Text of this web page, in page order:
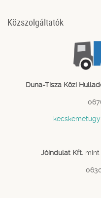
Közszolgáltatók
Duna-Tisza Közi
Jóindulat Kft.